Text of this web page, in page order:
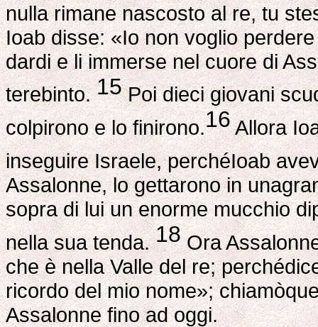
nulla rimane nascosto al re, tu
Ioab disse: «Io non voglio
dardi e li immerse nel cuore di
terebinto.15Poi dieci giovani
colpirono e lo finirono.16Allora
inseguire Israele, perchéIoab
Assalonne, lo gettarono in
sopra di lui un enorme mucchio
nella sua tenda.18Ora
che è nella Valle del re;
ricordo del mio nome»;
Assalonne fino ad oggi.